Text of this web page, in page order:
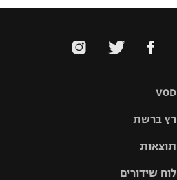
VOD
רץ ברשת
תוצאות
לוח שידורים